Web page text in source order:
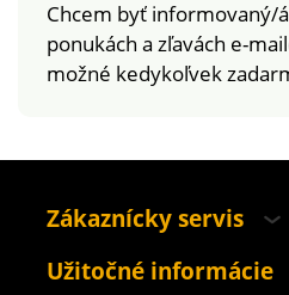
Chcem byť informovaný/
ponukách a zľavách e-
možné kedykoľvek
Zákaznícky servis
Užitočné informácie